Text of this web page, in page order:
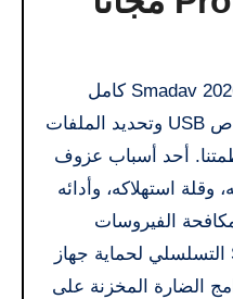
يُستخدم مفتاح تحميل برنامج Smadav 2026 كامل
بالسيريال لحماية محركات أقراص USB وتحديد الملفات
أحد أسباب عزوف
وقلة استهلاكه، وأدائه
الفيروسات
الرئيسية. صُمم مفتاح Smadav التسلسلي لحماية جهاز
الضارة المخزنة على